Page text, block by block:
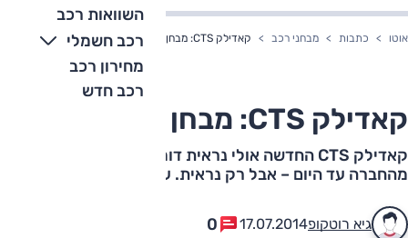
השוואות רכב
רכב חשמלי
מחירון רכב
רכב חדש
אוטו כתבות מבחני רכב קאדילק CTS: מבחן דרכים (וידאו)
קאדילק CTS: מבחן דרכים (וידאו)
קאדילק CTS החדשה אולי נראית דומה למה שהכרנו
מהחברה עד היום – אבל רק נראית. עכשיו גם במבחן וידאו
גיא רוטקופ17.07.2014
0